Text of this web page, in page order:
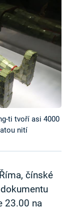
ti tvoří asi 4000
nití
čínské
23.00 na